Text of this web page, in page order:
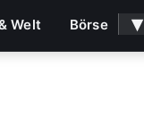
Welt Börse ▾